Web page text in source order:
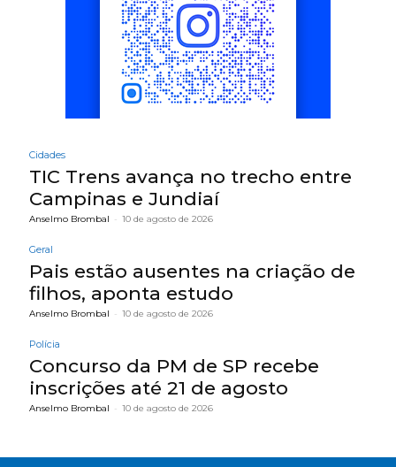
Cidades
TIC Trens avança no trecho entre
Campinas e Jundiaí
Anselmo Brombal - 10 de agosto de 2026
Geral
Pais estão ausentes na criação de
filhos, aponta estudo
Anselmo Brombal - 10 de agosto de 2026
Polícia
Concurso da PM de SP recebe
inscrições até 21 de agosto
Anselmo Brombal - 10 de agosto de 2026